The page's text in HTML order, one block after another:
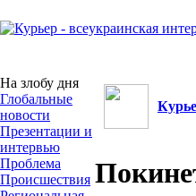
На злобу дня
Глобальные
новости
Презентации и
интервью
Проблема
Происшествия